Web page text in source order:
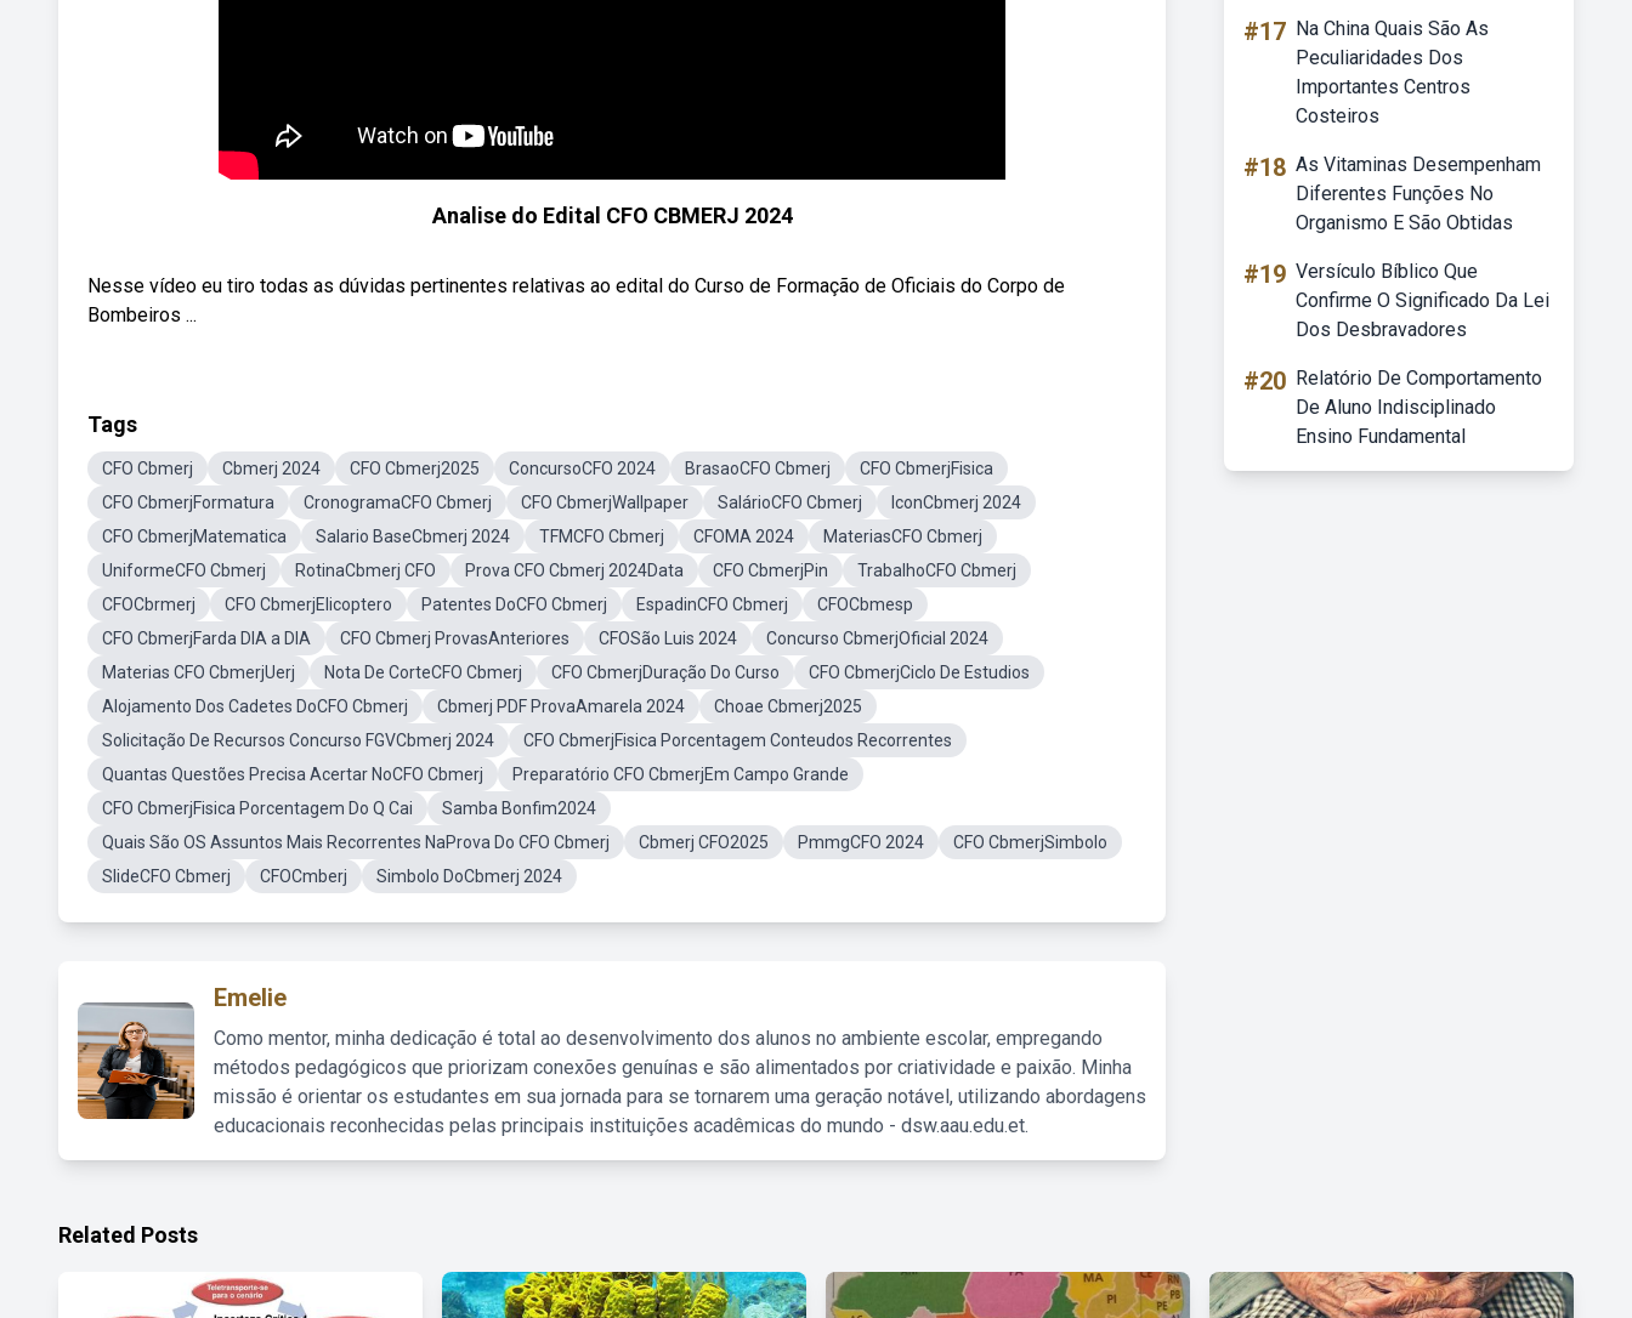
Analise do Edital CFO CBMERJ 2024
Nesse vídeo eu tiro todas as dúvidas pertinentes relativas ao edital do Curso de Formação de Oficiais do Corpo de
Bombeiros ...
Tags
CFO Cbmerj Cbmerj 2024 CFO Cbmerj2025 ConcursoCFO 2024 BrasaoCFO Cbmerj
CFO CbmerjFisica
CFO CbmerjFormatura
CronogramaCFO Cbmerj CFO CbmerjWallpaper SalárioCFO Cbmerj
IconCbmerj 2024
CFO CbmerjMatematica
Salario BaseCbmerj 2024 TFMCFO Cbmerj CFOMA 2024
MateriasCFO Cbmerj
UniformeCFO Cbmerj
RotinaCbmerj CFO Prova CFO Cbmerj 2024Data CFO CbmerjPin
TrabalhoCFO Cbmerj
CFOCbrmerj
CFO CbmerjElicoptero Patentes DoCFO Cbmerj EspadinCFO Cbmerj
CFOCbmesp
CFO CbmerjFarda DIA a DIA
CFO Cbmerj ProvasAnteriores CFOSão Luis 2024
Concurso CbmerjOficial 2024
Materias CFO CbmerjUerj
Nota De CorteCFO Cbmerj CFO CbmerjDuração Do Curso
CFO CbmerjCiclo De Estudios
Alojamento Dos Cadetes DoCFO Cbmerj
Cbmerj PDF ProvaAmarela 2024
Choae Cbmerj2025
Solicitação De Recursos Concurso FGVCbmerj 2024
CFO CbmerjFisica Porcentagem Conteudos Recorrentes
Quantas Questões Precisa Acertar NoCFO Cbmerj
Preparatório CFO CbmerjEm Campo Grande
CFO CbmerjFisica Porcentagem Do Q Cai
Samba Bonfim2024
Quais São OS Assuntos Mais Recorrentes NaProva Do CFO Cbmerj
Cbmerj CFO2025 PmmgCFO 2024
CFO CbmerjSimbolo
SlideCFO Cbmerj
CFOCmberj Simbolo DoCbmerj 2024
Emelie
Como mentor, minha dedicação é total ao desenvolvimento dos alunos no ambiente escolar, empregando
métodos pedagógicos que priorizam conexões genuínas e são alimentados por criatividade e paixão. Minha
missão é orientar os estudantes em sua jornada para se tornarem uma geração notável, utilizando abordagens
educacionais reconhecidas pelas principais instituições acadêmicas do mundo - dsw.aau.edu.et.
#17 Na China Quais São As
Peculiaridades Dos
Importantes Centros
Costeiros
#18 As Vitaminas Desempenham
Diferentes Funções No
Organismo E São Obtidas
#19 Versículo Bíblico Que
Confirme O Significado Da Lei
Dos Desbravadores
#20 Relatório De Comportamento
De Aluno Indisciplinado
Ensino Fundamental
Related Posts